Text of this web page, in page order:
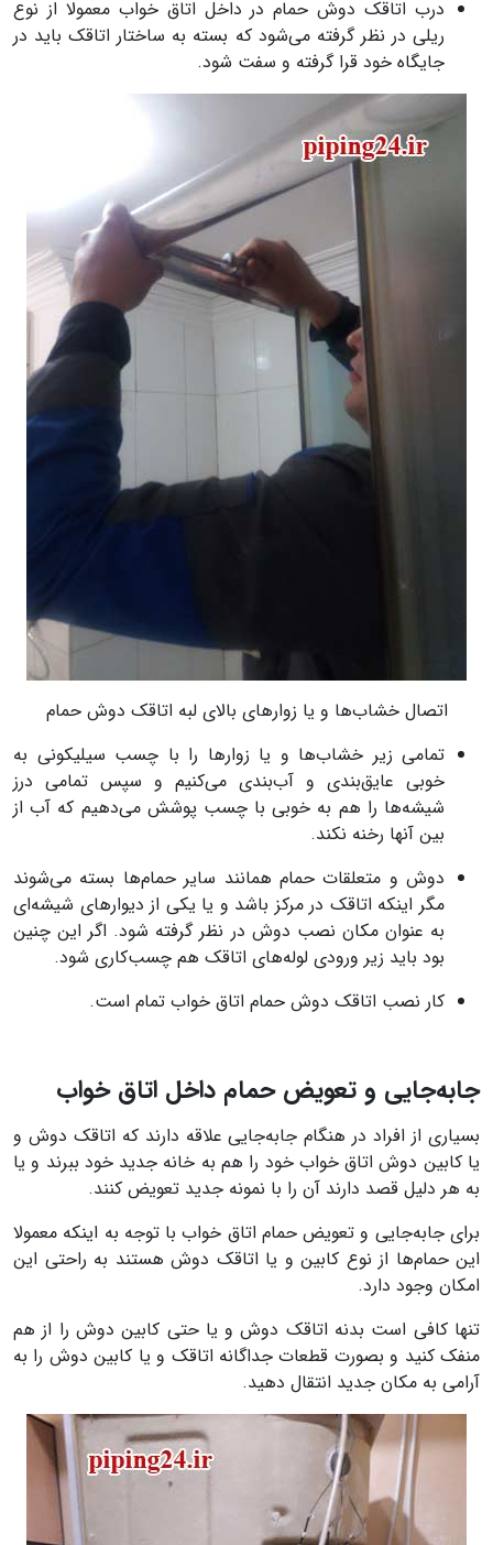
درب اتاقک دوش حمام در داخل اتاق خواب معمولا از نوع
ریلی در نظر گرفته می‌شود که بسته به ساختار اتاقک باید در
جایگاه خود قرا گرفته و سفت شود.
اتصال خشاب‌ها و یا زوارهای بالای لبه اتاقک دوش حمام
تمامی زیر خشاب‌ها و یا زوارها را با چسب سیلیکونی به
خوبی عایق‌بندی و آب‌بندی می‌کنیم و سپس تمامی درز
شیشه‌ها را هم به خوبی با چسب پوشش می‌دهیم که آب از
بین آنها رخنه نکند.
دوش و متعلقات حمام همانند سایر حمام‌ها بسته می‌شوند
مگر اینکه اتاقک در مرکز باشد و یا یکی از دیوارهای شیشه‌ای
به عنوان مکان نصب دوش در نظر گرفته شود. اگر این چنین
بود باید زیر ورودی لوله‌های اتاقک هم چسب‌کاری شود.
کار نصب اتاقک دوش حمام اتاق خواب تمام است.
جابه‌جایی و تعویض حمام داخل اتاق خواب
بسیاری از افراد در هنگام جابه‌جایی علاقه دارند که اتاقک دوش و
یا کابین دوش اتاق خواب خود را هم به خانه جدید خود ببرند و یا
به هر دلیل قصد دارند آن را با نمونه جدید تعویض کنند.
برای جابه‌جایی و تعویض حمام اتاق خواب با توجه به اینکه معمولا
این حمام‌ها از نوع کابین و یا اتاقک دوش هستند به راحتی این
امکان وجود دارد.
تنها کافی است بدنه اتاقک دوش و یا حتی کابین دوش را از هم
منفک کنید و بصورت قطعات جداگانه اتاقک و یا کابین دوش را به
آرامی به مکان جدید انتقال دهید.